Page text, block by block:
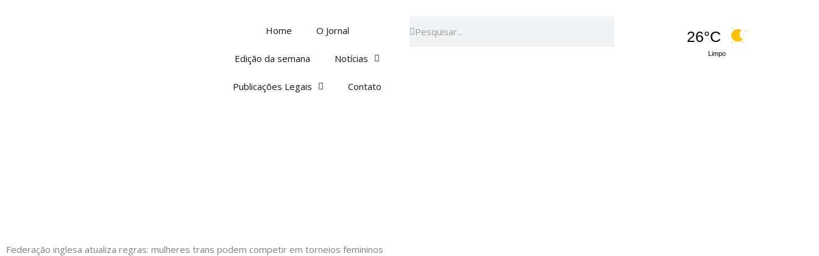
Home O Jornal
Edição da semana Notícias
Publicações Legais Contato
26°C
Limpo
Federação inglesa atualiza regras: mulheres trans podem competir em torneios femininos